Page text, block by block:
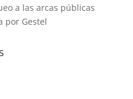
a las arcas públicas
por Gestel